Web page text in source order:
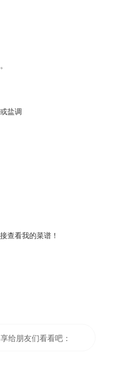
盐调
查看我的菜谱！
给朋友们看看吧：